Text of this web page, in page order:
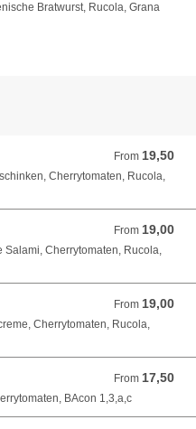
Bratwurst, Rucola, Grana
From 19,50
From 19,50 EUR
Cherrytomaten, Rucola,
From 19,00
From 19,00 EUR
Salami, Cherrytomaten, Rucola,
From 19,00
From 19,00 EUR
Cherrytomaten, Rucola,
From 17,50
From 17,50 EUR
BAcon 1,3,a,c